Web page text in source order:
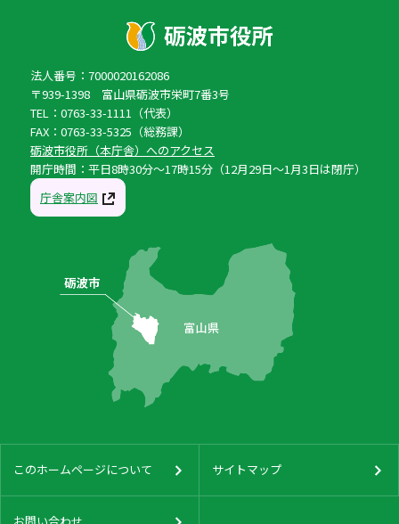
法人番号：7000020162086
〒939-1398 富山県砺波市栄町7番3号
TEL：0763-33-1111（代表）
FAX：0763-33-5325（総務課）
砺波市役所（本庁舎）へのアクセス
開庁時間：平日8時30分〜17時15分（12月29日〜1月3日は閉庁）
庁舎案内図
このホームページについて サイトマップ